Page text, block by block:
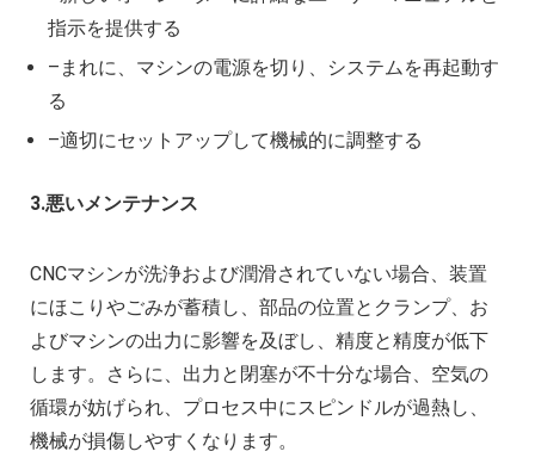
指示を提供する
–まれに、マシンの電源を切り、システムを再起動す
る
–適切にセットアップして機械的に調整する
3.悪いメンテナンス
CNCマシンが洗浄および潤滑されていない場合、装置
にほこりやごみが蓄積し、部品の位置とクランプ、お
よびマシンの出力に影響を及ぼし、精度と精度が低下
します。さらに、出力と閉塞が不十分な場合、空気の
循環が妨げられ、プロセス中にスピンドルが過熱し、
機械が損傷しやすくなります。